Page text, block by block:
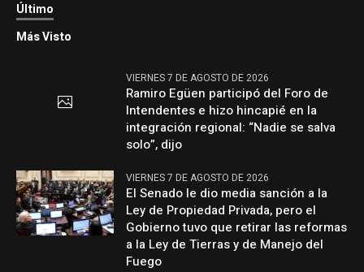
Último
Más Visto
VIERNES 7 DE AGOSTO DE 2026
Ramiro Egüen participó del Foro de
Intendentes e hizo hincapié en la
integración regional: “Nadie se salva
solo”, dijo
VIERNES 7 DE AGOSTO DE 2026
El Senado le dio media sanción a la
Ley de Propiedad Privada, pero el
Gobierno tuvo que retirar las reformas
a la Ley de Tierras y de Manejo del
Fuego